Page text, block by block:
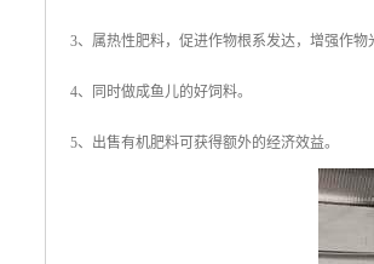
3、属热性肥料，促进作物根系发达，增强作物
4、同时做成鱼儿的好饲料。
5、出售有机肥料可获得额外的经济效益。